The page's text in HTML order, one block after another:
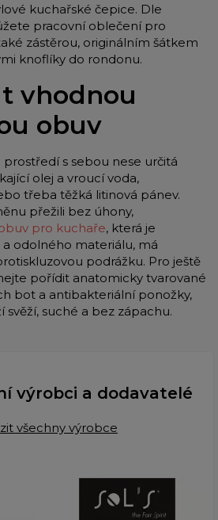
kuchařské čepice. Dle
pracovní oblečení pro
zástěrou, originálním šátkem
knoflíky do rondonu.
vhodnou
obuv
s sebou nese určitá
olej a vroucí voda,
třeba těžká litinová pánev.
přežili bez úhony,
pro kuchaře, která je
odolného materiálu, má
podrážku. Pro ještě
pořídit anatomicky tvarované
bot a antibakteriální ponožky,
svěží, suché a bez zápachu.
výrobci a dodavatelé
všechny výrobce